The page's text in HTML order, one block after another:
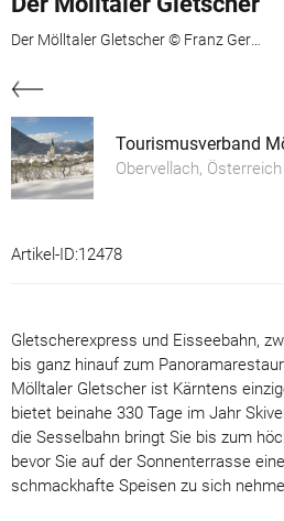
Tourismusverband
Obervellach, Österreich
Artikel-ID:12478
Gletscherexpress und Eisseebahn,
bis ganz hinauf zum
Mölltaler Gletscher ist Kärntens
bietet beinahe 330 Tage im Jahr
die Sesselbahn bringt Sie bis zum
bevor Sie auf der Sonnenterrasse
schmackhafte Speisen zu sich